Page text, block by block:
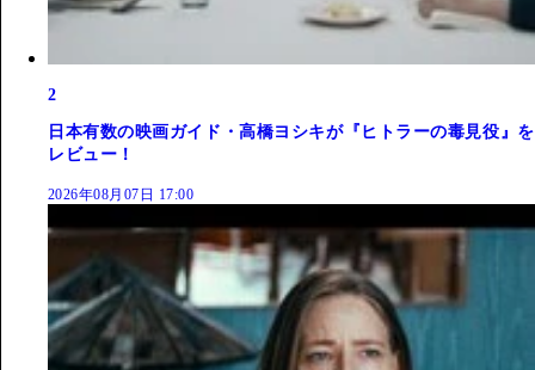
2
日本有数の映画ガイド・高橋ヨシキが『ヒトラーの毒見役』を
レビュー！
2026年08月07日 17:00